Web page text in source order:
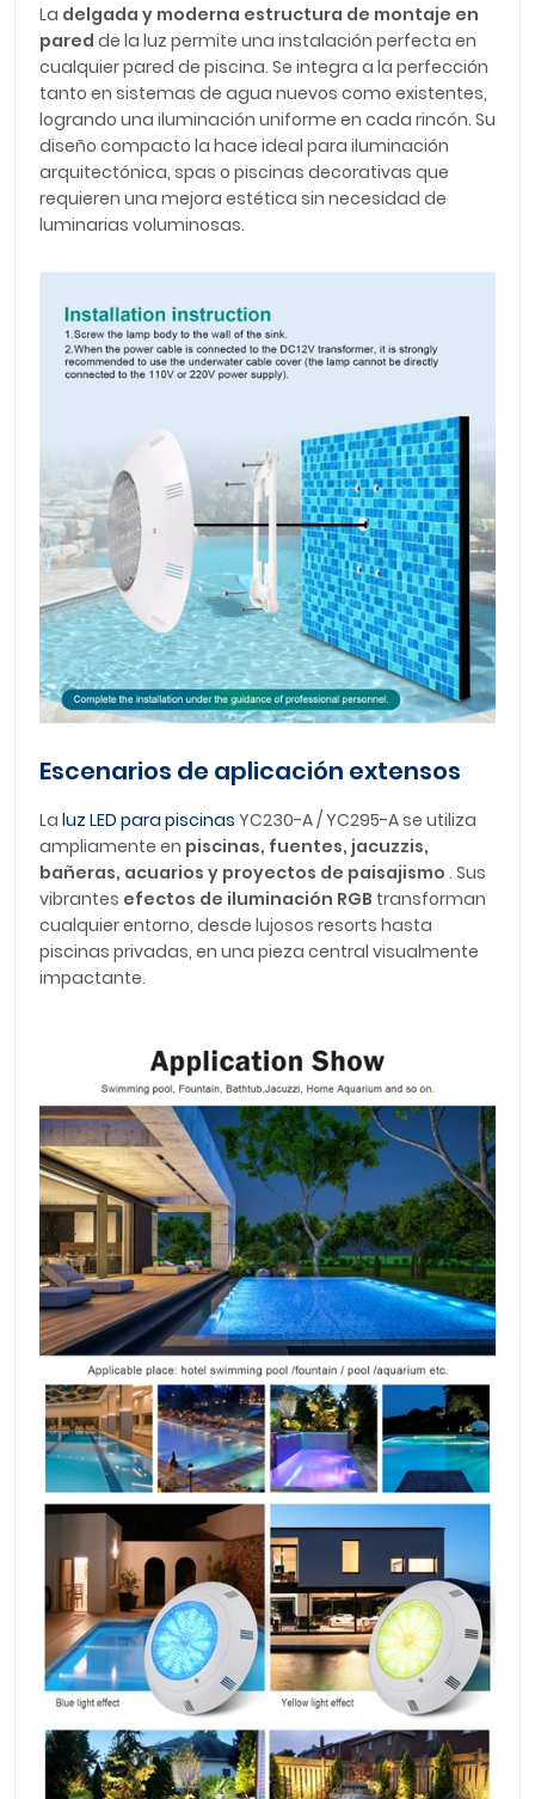
La delgada y moderna estructura de montaje en
pared de la luz permite una instalación perfecta en
cualquier pared de piscina. Se integra a la perfección
tanto en sistemas de agua nuevos como existentes,
logrando una iluminación uniforme en cada rincón. Su
diseño compacto la hace ideal para iluminación
arquitectónica, spas o piscinas decorativas que
requieren una mejora estética sin necesidad de
luminarias voluminosas.
Escenarios de aplicación extensos
La luz LED para piscinas YC230-A / YC295-A se utiliza
ampliamente en piscinas, fuentes, jacuzzis,
bañeras, acuarios y proyectos de paisajismo . Sus
vibrantes efectos de iluminación RGB transforman
cualquier entorno, desde lujosos resorts hasta
piscinas privadas, en una pieza central visualmente
impactante.